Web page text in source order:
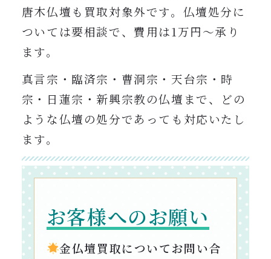
唐木仏壇も買取対象外です。仏壇処分に
ついては要相談で、費用は1万円〜承り
ます。
真言宗・臨済宗・曹洞宗・天台宗・時
宗・日蓮宗・新興宗教の仏壇まで、どの
ような仏壇の処分であっても対応いたし
ます。
お客様へのお願い
金仏壇買取についてお問い合